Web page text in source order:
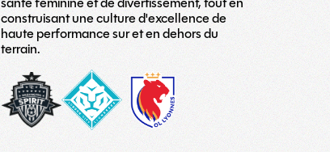
construisant une culture d'excellence de
haute performance sur et en dehors du
terrain.
washington-
spirit
London_City_Lionesses_Logo_#1-
copy
LOGO
TEAM